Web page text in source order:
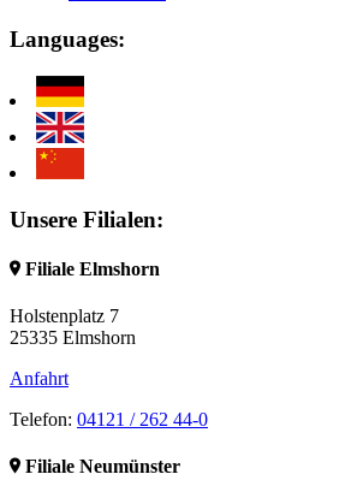
Languages:
Unsere Filialen:
Filiale Elmshorn
Holstenplatz 7
25335 Elmshorn
Anfahrt
Telefon: 04121 / 262 44-0
Filiale Neumünster